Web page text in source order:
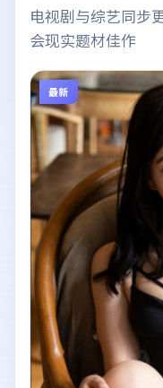
电视剧与综艺同步
会现实题材佳作
最新